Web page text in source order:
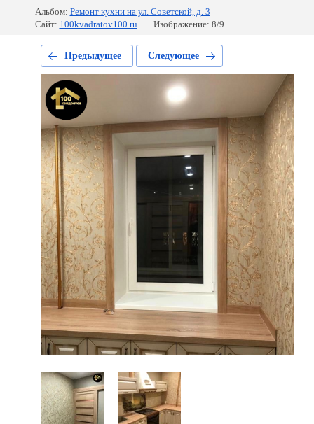
Альбом: Ремонт кухни на ул. Советской, д. 3
Сайт: 100kvadratov100.ru Изображение: 8/9
Предыдущее Следующее